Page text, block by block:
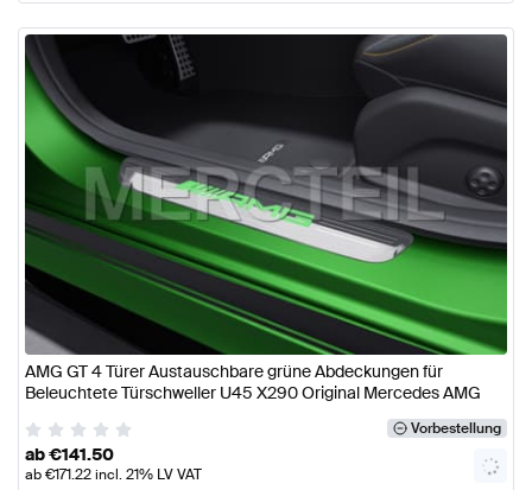
AMG GT 4 Türer Austauschbare grüne Abdeckungen für
Beleuchtete Türschweller U45 X290 Original Mercedes AMG
Vorbestellung
ab€141.50
ab€171.22incl. 21% LV VAT